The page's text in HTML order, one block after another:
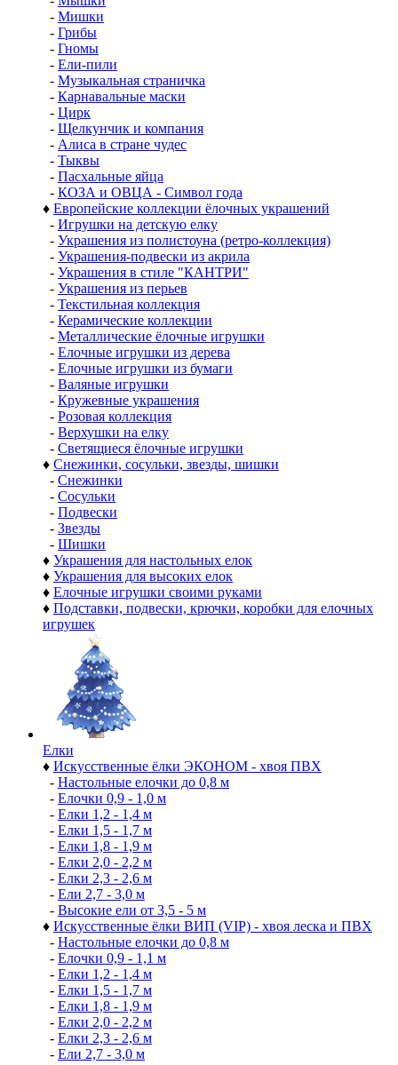
- Мишки
- Грибы
- Гномы
- Ели-пили
- Музыкальная страничка
- Карнавальные маски
- Цирк
- Щелкунчик и компания
- Алиса в стране чудес
- Тыквы
- Пасхальные яйца
- КОЗА и ОВЦА - Символ года
♦ Европейские коллекции ёлочных украшений
- Игрушки на детскую елку
- Украшения из полистоуна (ретро-коллекция)
- Украшения-подвески из акрила
- Украшения в стиле "КАНТРИ"
- Украшения из перьев
- Текстильная коллекция
- Керамические коллекции
- Металлические ёлочные игрушки
- Елочные игрушки из дерева
- Елочные игрушки из бумаги
- Валяные игрушки
- Кружевные украшения
- Розовая коллекция
- Верхушки на елку
- Светящиеся ёлочные игрушки
♦ Снежинки, сосульки, звезды, шишки
- Снежинки
- Сосульки
- Подвески
- Звезды
- Шишки
♦ Украшения для настольных елок
♦ Украшения для высоких елок
♦ Елочные игрушки своими руками
♦ Подставки, подвески, крючки, коробки для елочных
игрушек
Елки
♦ Искусственные ёлки ЭКОНОМ - хвоя ПВХ
- Настольные елочки до 0,8 м
- Елочки 0,9 - 1,0 м
- Елки 1,2 - 1,4 м
- Елки 1,5 - 1,7 м
- Елки 1,8 - 1,9 м
- Елки 2,0 - 2,2 м
- Елки 2,3 - 2,6 м
- Ели 2,7 - 3,0 м
- Высокие ели от 3,5 - 5 м
♦ Искусственные ёлки ВИП (VIP) - хвоя леска и ПВХ
- Настольные елочки до 0,8 м
- Елочки 0,9 - 1,1 м
- Елки 1,2 - 1,4 м
- Елки 1,5 - 1,7 м
- Елки 1,8 - 1,9 м
- Елки 2,0 - 2,2 м
- Елки 2,3 - 2,6 м
- Ели 2,7 - 3,0 м